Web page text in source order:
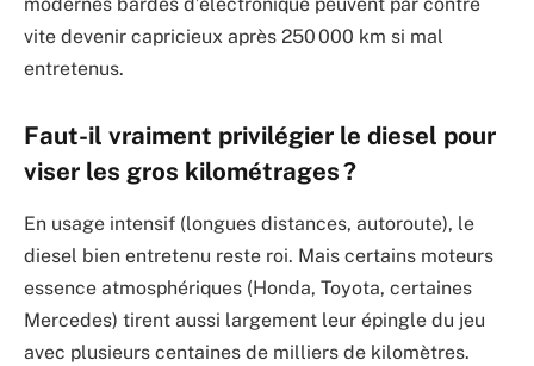
modernes bardés d’électronique peuvent par contre
vite devenir capricieux après 250 000 km si mal
entretenus.
Faut-il vraiment privilégier le diesel pour
viser les gros kilométrages ?
En usage intensif (longues distances, autoroute), le
diesel bien entretenu reste roi. Mais certains moteurs
essence atmosphériques (Honda, Toyota, certaines
Mercedes) tirent aussi largement leur épingle du jeu
avec plusieurs centaines de milliers de kilomètres.